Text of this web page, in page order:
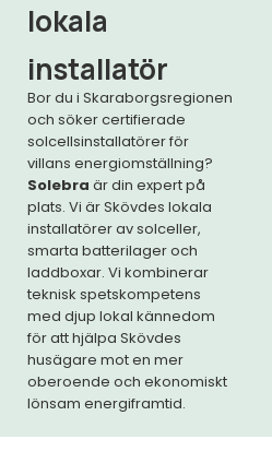
lokala
installatör
Bor du i Skaraborgsregionen
och söker certifierade
solcellsinstallatörer för
villans energiomställning?
Solebra är din expert på
plats. Vi är Skövdes lokala
installatörer av solceller,
smarta batterilager och
laddboxar. Vi kombinerar
teknisk spetskompetens
med djup lokal kännedom
för att hjälpa Skövdes
husägare mot en mer
oberoende och ekonomiskt
lönsam energiframtid.